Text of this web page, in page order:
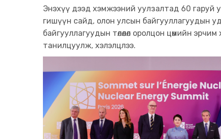
Энэхүү дээд хэмжээний уулзалтад 60 гаруй
гишүүн сайд, олон улсын байгууллагуудын
байгууллагуудын төлөөлөл оролцон цөмийн
танилцуулж, хэлэлцлээ.